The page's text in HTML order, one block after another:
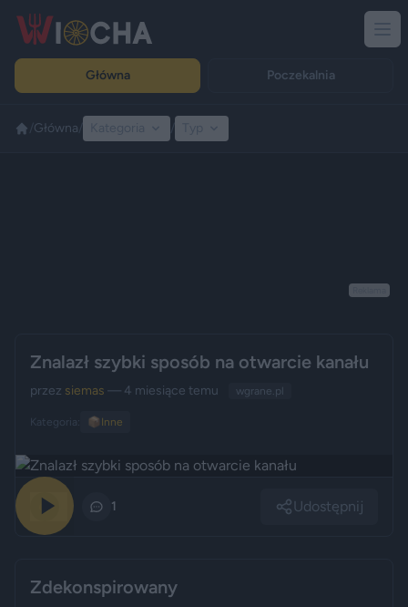
Główna Poczekalnia
Główna
Znalazł szybki sposób na otwarcie kanału
przez siemas — 4 miesiące temu wgrane.pl
Kategoria: 📦 Inne
1 Udostępnij
Zdekonspirowany